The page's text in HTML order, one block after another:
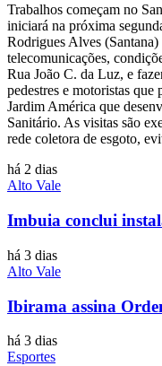
Trabalhos começam no
iniciará na próxima
Rodrigues Alves
telecomunicações,
Rua João C. da Luz, e
pedestres e motoristas
Jardim América que
Sanitário. As visitas são
rede coletora de esgoto,
há 2 dias
Alto Vale
Imbuia conclui
há 3 dias
Alto Vale
Ibirama assina
há 3 dias
Esportes